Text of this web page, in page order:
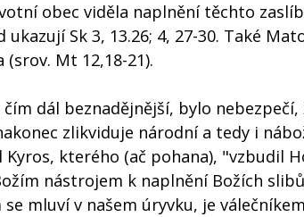
obec viděla naplnění těchto
Sk 3, 13.26; 4, 27-30. Také
Mt 12,18-21).
dál beznadějnější, bylo nebezpečí,
zlikviduje národní a tedy i
kterého (ač pohana), "vzbudil
nástrojem k naplnění Božích
mluví v našem úryvku, je